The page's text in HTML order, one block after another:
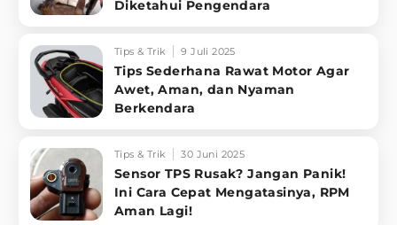
Diketahui Pengendara
Tips & Trik 9 Juli 2025
Tips Sederhana Rawat Motor Agar
Awet, Aman, dan Nyaman
Berkendara
Tips & Trik 30 Juni 2025
Sensor TPS Rusak? Jangan Panik!
Ini Cara Cepat Mengatasinya, RPM
Aman Lagi!